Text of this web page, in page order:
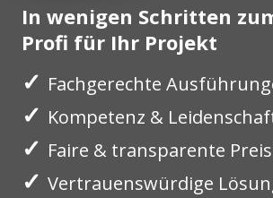
In wenigen Schritten
Profi für Ihr Projekt
✓ Fachgerechte
✓ Kompetenz &
✓ Faire & transparente
✓ Vertrauenswürdige